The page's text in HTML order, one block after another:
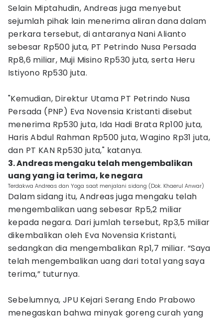
Selain Miptahudin, Andreas juga menyebut
sejumlah pihak lain menerima aliran dana dalam
perkara tersebut, di antaranya Nani Alianto
sebesar Rp500 juta, PT Petrindo Nusa Persada
Rp8,6 miliar, Muji Misino Rp530 juta, serta Heru
Istiyono Rp530 juta.
"Kemudian, Direktur Utama PT Petrindo Nusa
Persada (PNP) Eva Novensia Kristanti disebut
menerima Rp530 juta, Ida Hadi Brata Rp100 juta,
Haris Abdul Rahman Rp500 juta, Wagino Rp31 juta,
dan PT KAN Rp530 juta," katanya.
3. Andreas mengaku telah mengembalikan
uang yang ia terima, ke negara
Terdakwa Andreas dan Yoga saat menjalani sidang (Dok. Khaerul Anwar)
Dalam sidang itu, Andreas juga mengaku telah
mengembalikan uang sebesar Rp5,2 miliar
kepada negara. Dari jumlah tersebut, Rp3,5 miliar
dikembalikan oleh Eva Novensia Kristanti,
sedangkan dia mengembalikan Rp1,7 miliar. “Saya
telah mengembalikan uang dari total yang saya
terima,” tuturnya.
Sebelumnya, JPU Kejari Serang Endo Prabowo
menegaskan bahwa minyak goreng curah yang